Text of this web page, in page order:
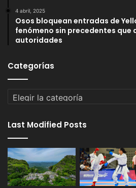
4 abril, 2025
Osos bloquean entradas de
fenómeno sin precedentes que
autoridades
Categorías
Categorías
Last Modified Posts